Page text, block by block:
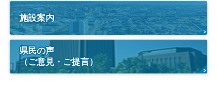
施設案内
県民の声
（ご意見・ご提言）